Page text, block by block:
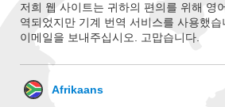
저희 웹 사이트는 귀하의 편의를 위해 영
역되었지만 기계 번역 서비스를 사용했
이메일을 보내주십시오. 고맙습니다.
Afrikaans